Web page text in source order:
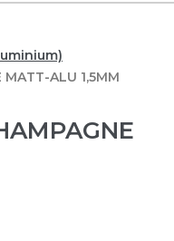
MATT-ALU 1,5MM